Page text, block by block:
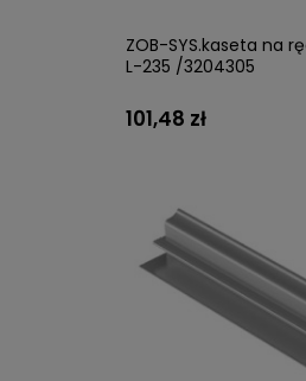
ZOB-SYS.kaseta na
L-235 /3204305
101,48 zł